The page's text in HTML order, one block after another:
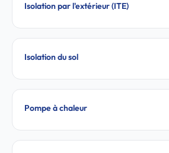
Isolation par l'extérieur (ITE)
Isolation du sol
Pompe à chaleur